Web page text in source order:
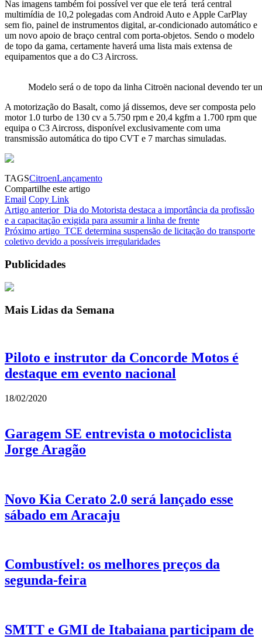
Nas imagens também foi possível ver que ele terá terá central
multimídia de 10,2 polegadas com Android Auto e Apple CarPlay
sem fio, painel de instrumentos digital, ar-condicionado automático e
um novo apoio de braço central com porta-objetos. Sendo o modelo
de topo da gama, certamente haverá uma lista mais extensa de
equipamentos que a do C3 Aircross.
Modelo será o de topo da linha Citroën nacional devendo ter
A motorização do Basalt, como já dissemos, deve ser composta pelo
motor 1.0 turbo de 130 cv a 5.750 rpm e 20,4 kgfm a 1.700 rpm que
equipa o C3 Aircross, disponível exclusivamente com uma
transmissão automática do tipo CVT e 7 marchas simuladas.
TAGSCitroenLançamento
Compartilhe este artigo
Email Copy Link
Artigo anterior Dia do Motorista destaca a importância da profissão
e a capacitação exigida para assumir a linha de frente
Próximo artigo TCE determina suspensão de licitação do transporte
coletivo devido a possíveis irregularidades
Publicidades
Mais Lidas da Semana
Piloto e instrutor da Concorde Motos é
destaque em evento nacional
18/02/2020
Garagem SE entrevista o motociclista
Jorge Aragão
Novo Kia Cerato 2.0 será lançado esse
sábado em Aracaju
Combustível: os melhores preços da
segunda-feira
SMTT e GMI de Itabaiana participam de